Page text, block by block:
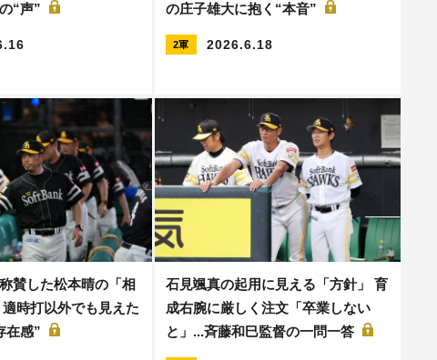
“声”
の庄子雄大に抱く“本音”
2軍 2026.6.18
賛した松本晴の「相
時打以外でも見えた
在感”
石見颯真の起用に見える「方針」 育
成右腕に厳しく注文「卒業しない
と」...斉藤和巳監督の一問一答